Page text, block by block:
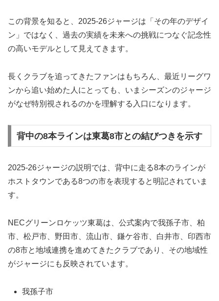
この背景を知ると、2025-26ジャージは「その年のデザイ
ン」ではなく、過去の実績を未来への挑戦につなぐ記念性
の高いモデルとして見えてきます。
長くクラブを追ってきたファンはもちろん、最近リーグワ
ンから追い始めた人にとっても、いまシーズンのジャージ
がなぜ特別視されるのかを理解する入口になります。
背中の8本ラインは東葛8市との結びつきを示す
2025-26ジャージの説明では、背中に走る8本のラインが
ホストタウンである8つの市を表現すると明記されていま
す。
NECグリーンロケッツ東葛は、公式案内で我孫子市、柏
市、松戸市、野田市、流山市、鎌ケ谷市、白井市、印西市
の8市と地域連携を進めてきたクラブであり、その地域性
がジャージにも反映されています。
我孫子市